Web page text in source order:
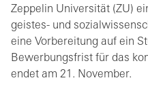
Zeppelin Universität (ZU)
geistes- und
eine Vorbereitung auf ein
Bewerbungsfrist für das
endet am 21. November.